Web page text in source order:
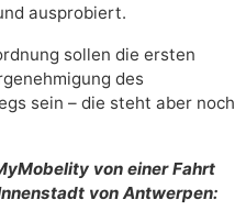
ausprobiert.
sollen die ersten
des
sein – die steht aber noch
von einer Fahrt
von Antwerpen: